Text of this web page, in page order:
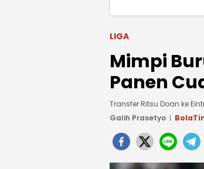
LIGA
Mimpi
Panen
Transfer Ritsu Doan ke
Galih Prasetyo